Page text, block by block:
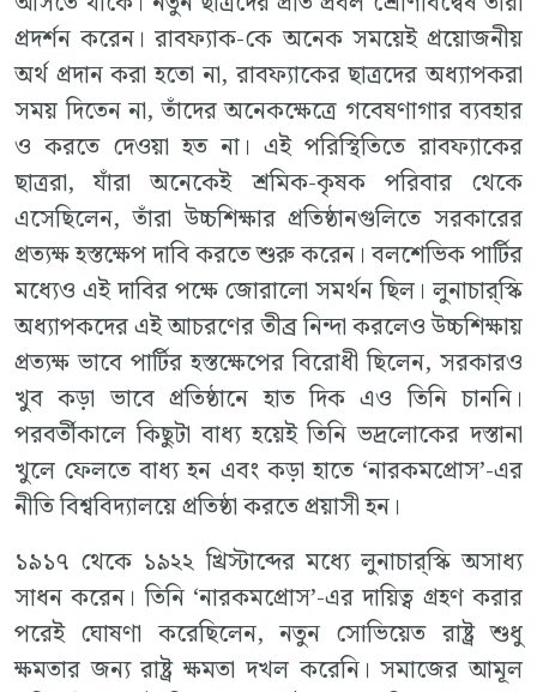
প্রদর্শন করেন। রাবফ্যাক-কে অনেক সময়েই প্রয়োজনীয়
অর্থ প্রদান করা হতো না, রাবফ্যাকের ছাত্রদের অধ্যাপকরা
সময় দিতেন না, তাঁদের অনেকক্ষেত্রে গবেষণাগার ব্যবহার
ও করতে দেওয়া হত না। এই পরিস্থিতিতে রাবফ্যাকের
ছাত্ররা, যাঁরা অনেকেই শ্রমিক-কৃষক পরিবার থেকে
এসেছিলেন, তাঁরা উচ্চশিক্ষার প্রতিষ্ঠানগুলিতে সরকারের
প্রত্যক্ষ হস্তক্ষেপ দাবি করতে শুরু করেন। বলশেভিক পার্টির
মধ্যেও এই দাবির পক্ষে জোরালো সমর্থন ছিল। লুনাচার্‌স্কি
অধ্যাপকদের এই আচরণের তীব্র নিন্দা করলেও উচ্চশিক্ষায়
প্রত্যক্ষ ভাবে পার্টির হস্তক্ষেপের বিরোধী ছিলেন, সরকারও
খুব কড়া ভাবে প্রতিষ্ঠানে হাত দিক এও তিনি চাননি।
পরবর্তীকালে কিছুটা বাধ্য হয়েই তিনি ভদ্রলোকের দস্তানা
খুলে ফেলতে বাধ্য হন এবং কড়া হাতে ‘নারকমপ্রোস’-এর
নীতি বিশ্ববিদ্যালয়ে প্রতিষ্ঠা করতে প্রয়াসী হন।
১৯১৭ থেকে ১৯২২ খ্রিস্টাব্দের মধ্যে লুনাচার্‌স্কি অসাধ্য
সাধন করেন। তিনি ‘নারকমপ্রোস’-এর দায়িত্ব গ্রহণ করার
পরেই ঘোষণা করেছিলেন, নতুন সোভিয়েত রাষ্ট্র শুধু
ক্ষমতার জন্য রাষ্ট্র ক্ষমতা দখল করেনি। সমাজের আমূল